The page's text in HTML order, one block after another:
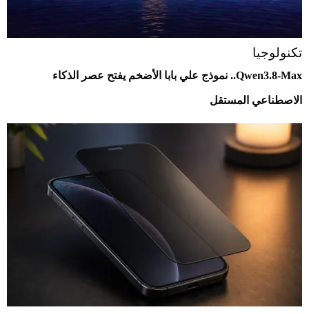
تكنولوجيا
Qwen3.8-Max.. نموذج علي بابا الأضخم يفتح عصر الذكاء
الاصطناعي المستقل